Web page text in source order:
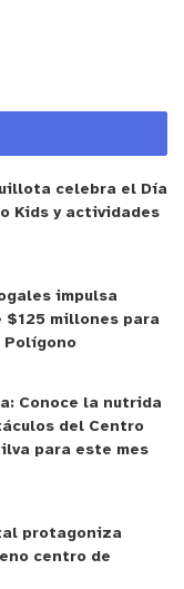
que van
resultados
para
de que está
de tejidos en
del grupo
Valle Hermoso,
de esta
porque creo que
a trabajar
rescatar la
de oficio y,
de visualizar el
celebra el Día
Kids y actividades
impulsa
$125 millones para
Polígono
Conoce la nutrida
del Centro
para este mes
protagoniza
centro de